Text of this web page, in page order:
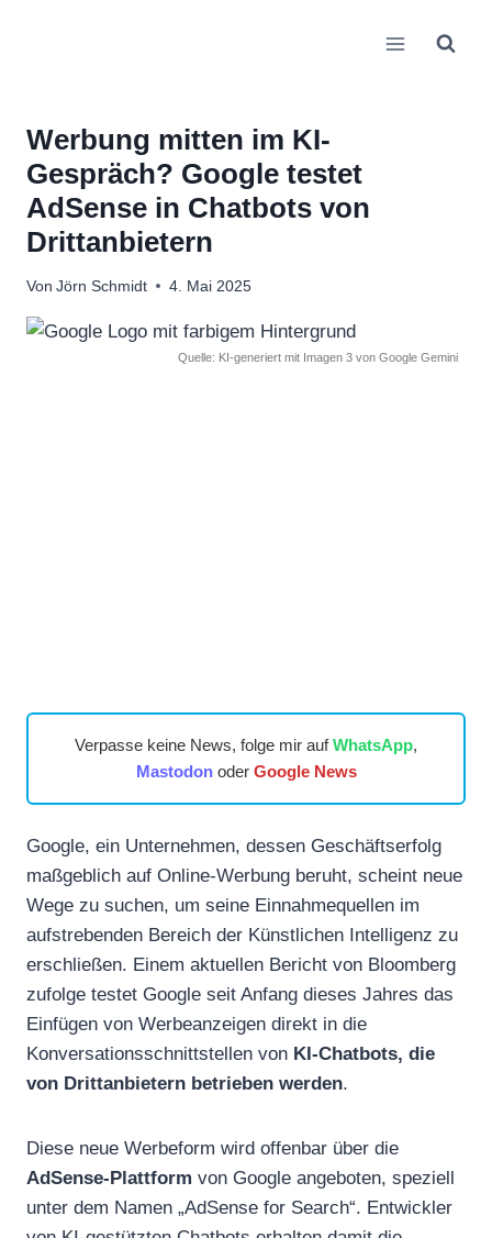
Werbung mitten im KI-
Gespräch? Google testet
AdSense in Chatbots von
Drittanbietern
Von Jörn Schmidt 4. Mai 2025
Quelle: KI-generiert mit Imagen 3 von Google Gemini
Verpasse keine News, folge mir aufWhatsApp,
Mastodonoder Google News
Google, ein Unternehmen, dessen Geschäftserfolg
maßgeblich auf Online-Werbung beruht, scheint neue
Wege zu suchen, um seine Einnahmequellen im
aufstrebenden Bereich der Künstlichen Intelligenz zu
erschließen. Einem aktuellen Bericht von Bloomberg
zufolge testet Google seit Anfang dieses Jahres das
Einfügen von Werbeanzeigen direkt in die
Konversationsschnittstellen von KI-Chatbots, die
von Drittanbietern betrieben werden.
Diese neue Werbeform wird offenbar über die
AdSense-Plattform von Google angeboten, speziell
unter dem Namen „AdSense for Search“. Entwickler